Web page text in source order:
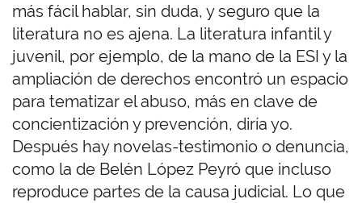
más fácil hablar, sin duda, y seguro que la
literatura no es ajena. La literatura infantil y
juvenil, por ejemplo, de la mano de la ESI y la
ampliación de derechos encontró un espacio
para tematizar el abuso, más en clave de
concientización y prevención, diría yo.
Después hay novelas-testimonio o denuncia,
como la de Belén López Peyró que incluso
reproduce partes de la causa judicial. Lo que